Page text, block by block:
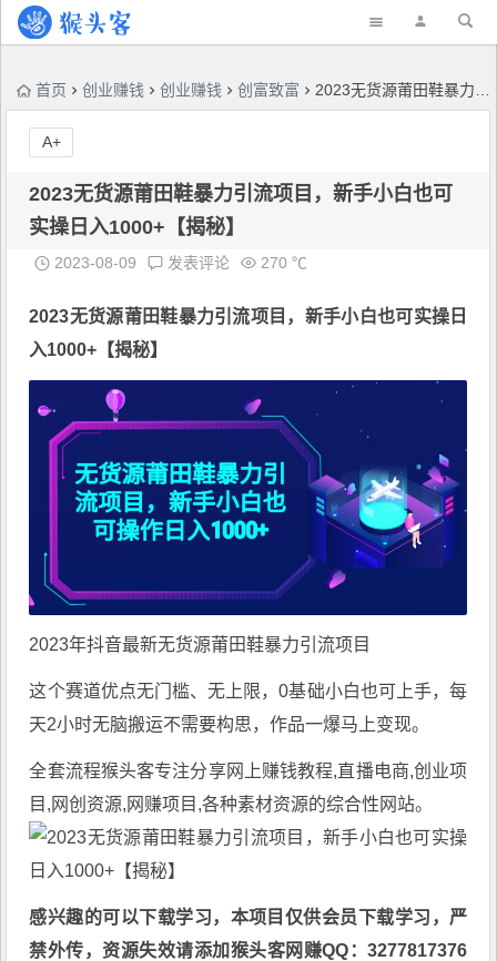
首页 创业赚钱 创业赚钱 创富致富 2023无货源莆田鞋暴力引流项目，新手小白也可实操日入1000+【揭秘】
2023无货源莆田鞋暴力引流项目，新手小白也可
实操日入1000+【揭秘】
2023-08-09 发表评论 270 ℃
2023无货源莆田鞋暴力引流项目 ，新手小白也可实操日
入1000+【揭秘】
2023年抖音最新无货源莆田鞋暴力引流项目
这个赛道优点无门槛、无上限，0基础小白也可上手，每
天2小时无脑搬运不需要构思，作品一爆马上变现。
全套流程猴头客专注分享网上赚钱教程,直播电商,创业项
目,网创资源, 网赚项目 ,各种素材资源的综合性网站。
感兴趣的可以下载学习，本项目仅供会员下载学习，严
禁外传，资源失效请添加猴头客网赚QQ：3277817376
A+